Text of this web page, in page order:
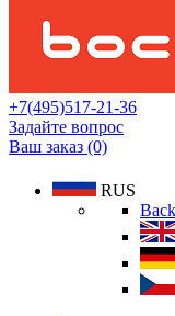
+7(495)517-21-36
Задайте вопрос
Ваш заказ (0)
RUS
Back